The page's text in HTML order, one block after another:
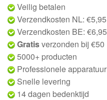
Veilig betalen
Verzendkosten NL: €5,95
Verzendkosten BE: €6,95
Gratisverzonden bij €50
5000+ producten
Professionele apparatuur
Snelle levering
14 dagen bedenktijd